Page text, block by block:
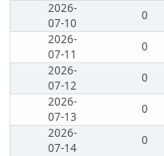
2026-
07-10
0
2026-
07-11
0
2026-
07-12
0
2026-
07-13
0
2026-
07-14
0